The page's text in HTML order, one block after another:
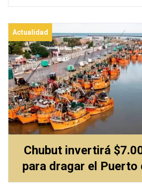
Actualidad
Chubut invertirá
para dragar el Puerto